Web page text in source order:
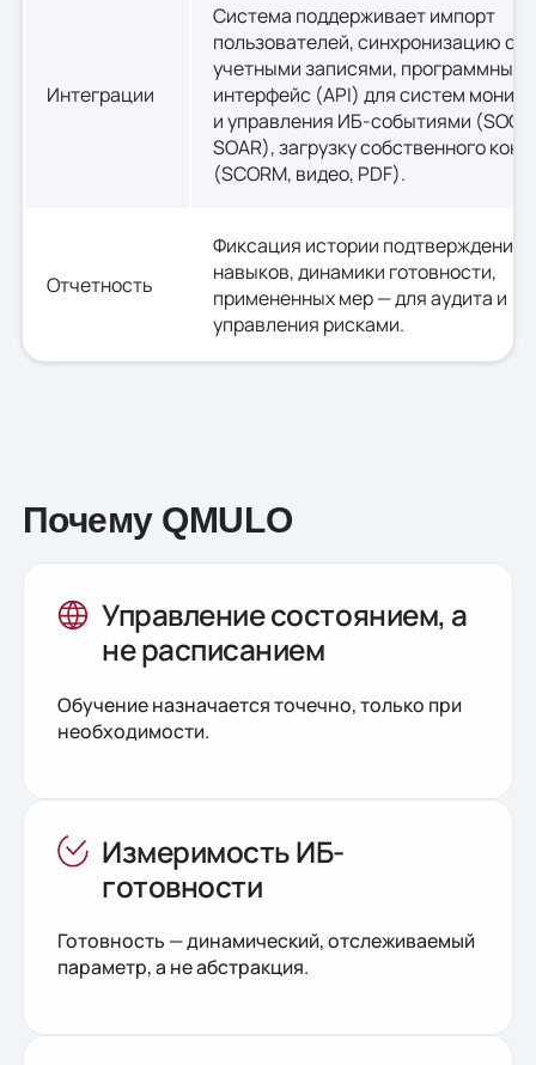
Интеграции
Система поддерживает импорт
пользователей, синхронизацию с
учетными записями, программный
интерфейс (API) для систем
и управления ИБ-событиями (SOC,
SOAR), загрузку собственного
(SCORM, видео, PDF).
Отчетность
Фиксация истории подтверждения
навыков, динамики готовности,
примененных мер — для аудита и
управления рисками.
Почему QMULO
Управление состоянием, а
не расписанием
Обучение назначается точечно, только при
необходимости.
Измеримость ИБ-
готовности
Готовность — динамический, отслеживаемый
параметр, а не абстракция.